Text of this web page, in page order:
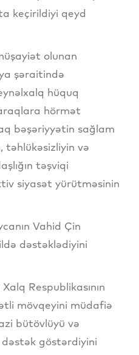
keçirildiyi qeyd
olunan
şəraitində
hüquq
hörmət
bəşəriyyətin sağlam
təhlükəsizliyin və
təşviqi
siyasət yürütməsinin
Vahid Çin
dəstəklədiyini
Respublikasının
mövqeyini müdafiə
bütövlüyü və
göstərdiyini